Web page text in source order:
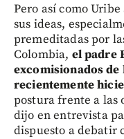
Pero así como
sus ideas,
premeditadas por
Colombia, el padre
excomisionados de
recientemente
postura frente a las
dijo en entrevista
dispuesto a debatir